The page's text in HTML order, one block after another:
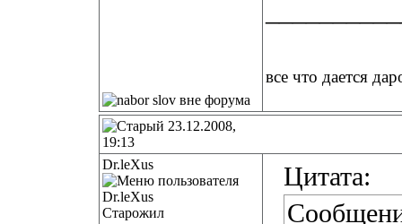
все что дается
23.12.2008,
19:13
Dr.leXus
Старожил
Цитата: